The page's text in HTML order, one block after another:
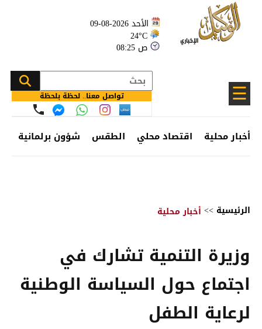
الأحد 2026-08-09
24°C
08:25 ص
☰ تواصل معنا.. لحظة بلحظة
أخبار محلية اقتصاد محلي الطقس شؤون برلمانية
الرئيسية >> أخبار محلية
وزيرة التنمية تشارك في
اجتماع حول السياسة الوطنية
لرعاية الطفل